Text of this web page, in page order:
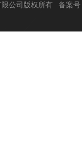
限公司版权所有 备案号